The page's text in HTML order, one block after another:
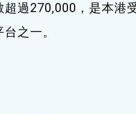
過270,000，是本港
之一。